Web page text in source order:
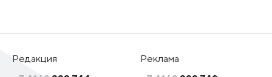
Редакция
Реклама